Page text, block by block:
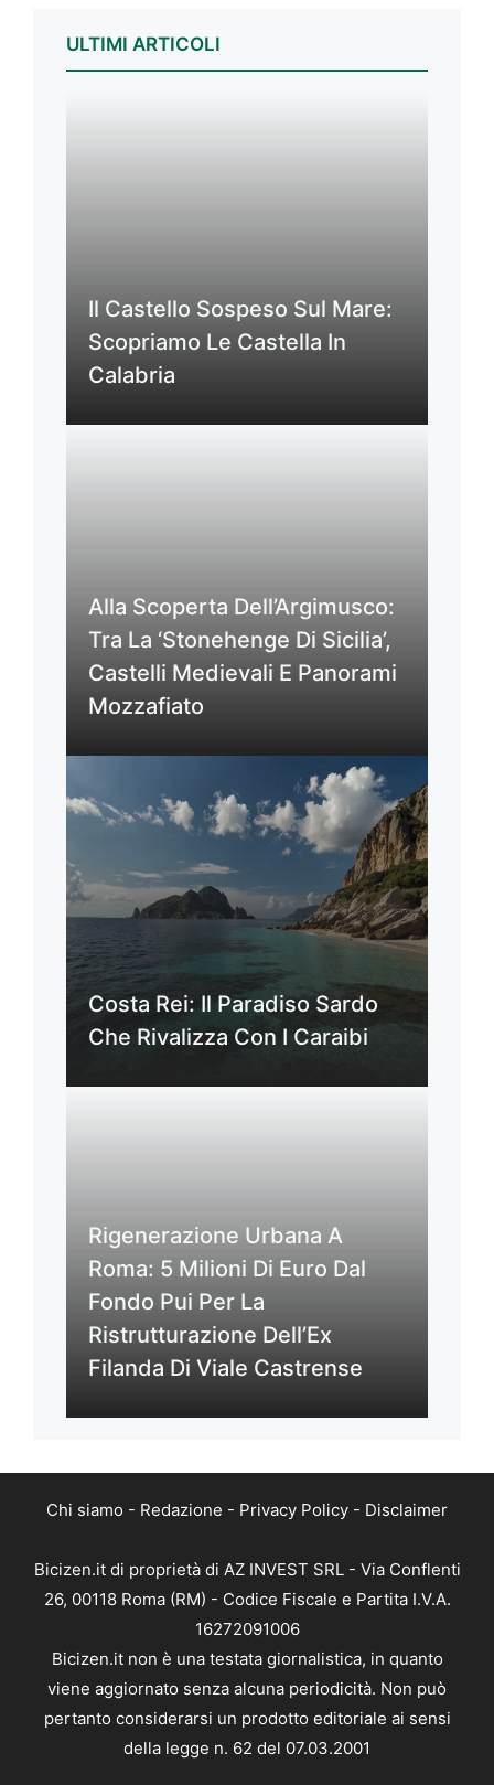
ULTIMI ARTICOLI
Il Castello Sospeso Sul Mare:
Scopriamo Le Castella In
Calabria
Alla Scoperta Dell’Argimusco:
Tra La ‘Stonehenge Di Sicilia’,
Castelli Medievali E Panorami
Mozzafiato
Costa Rei: Il Paradiso Sardo
Che Rivalizza Con I Caraibi
Rigenerazione Urbana A
Roma: 5 Milioni Di Euro Dal
Fondo Pui Per La
Ristrutturazione Dell’Ex
Filanda Di Viale Castrense
Chi siamo - Redazione - Privacy Policy - Disclaimer
Bicizen.it di proprietà di AZ INVEST SRL - Via Conflenti
26, 00118 Roma (RM) - Codice Fiscale e Partita I.V.A.
16272091006
Bicizen.it non è una testata giornalistica, in quanto
viene aggiornato senza alcuna periodicità. Non può
pertanto considerarsi un prodotto editoriale ai sensi
della legge n. 62 del 07.03.2001